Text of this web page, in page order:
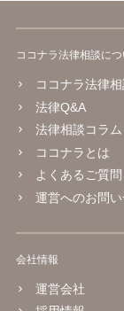
ココナラ法律相談につ
ココナラ法律
法律Q&A
法律相談コラム
ココナラとは
よくあるご質問
運営へのお問
会社情報
運営会社